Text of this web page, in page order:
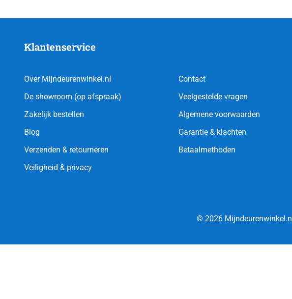
Klantenservice
Over Mijndeurenwinkel.nl
De showroom (op afspraak)
Zakelijk bestellen
Blog
Verzenden & retourneren
Veiligheid & privacy
Contact
Veelgestelde vragen
Algemene voorwaarden
Garantie & klachten
Betaalmethoden
© 2026 Mijndeurenwinkel.nl